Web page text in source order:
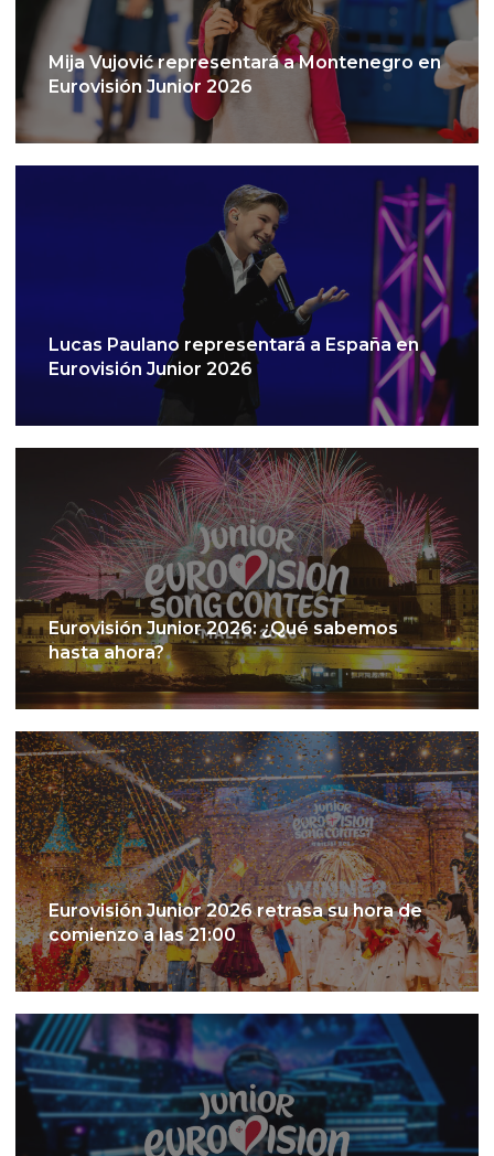
Mija Vujović representará a Montenegro en
Eurovisión Junior 2026
Lucas Paulano representará a España en
Eurovisión Junior 2026
Eurovisión Junior 2026: ¿Qué sabemos
hasta ahora?
Eurovisión Junior 2026 retrasa su hora de
comienzo a las 21:00